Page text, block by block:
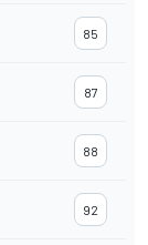
85
87
88
92